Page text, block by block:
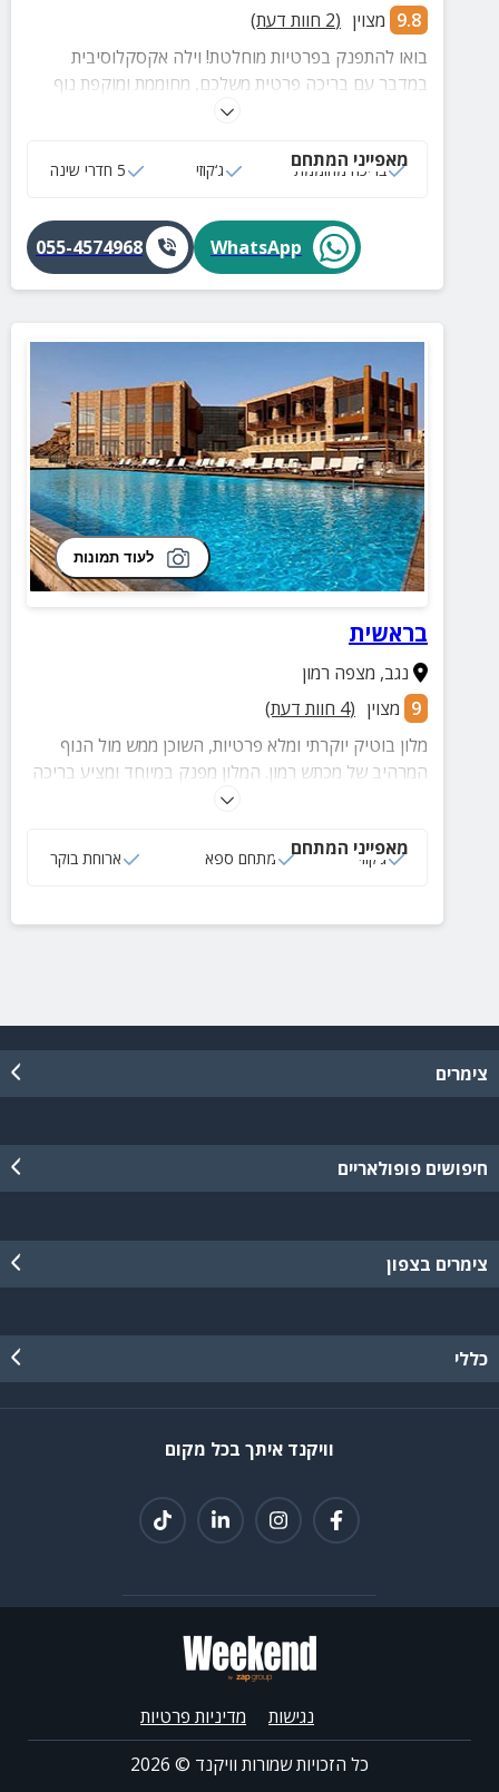
9.8 מצוין (
2 חוות דעת)
בואו להתפנק בפרטיות מוחלטת! וילה אקסקלוסיבית
במדבר עם בריכה פרטית משלכם, מחוממת ומוקפת נוף
להר גמל. 5 חדרי שינה מרווחים וג'קוזי ספא זרמים.
ומיטות שיזוף
מאפייני המתחם
בריכה מחוממת ג‘קוזי 5 חדרי שינה
WhatsApp
055-4574968
לעוד תמונות
בראשית
נגב, מצפה רמון
9 מצוין (
4 חוות דעת)
מלון בוטיק יוקרתי ומלא פרטיות, השוכן ממש מול הנוף
המרהיב של מכתש רמון. המלון מפנק במיוחד ומציע בריכה
פרטית ומרעננת והפתעות נוספות.
מאפייני המתחם
ג‘קוזי מתחם ספא ארוחת בוקר
צימרים
חיפושים פופולאריים
צימרים בצפון
כללי
וויקנד איתך בכל מקום
נגישות
מדיניות פרטיות
כל הזכויות שמורות וויקנד © 2026